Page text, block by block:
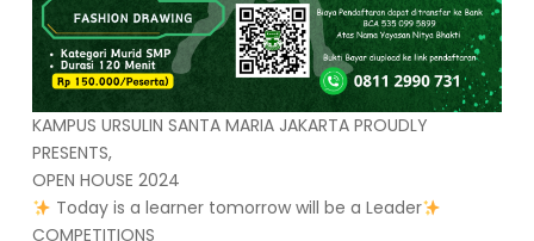
KAMPUS URSULIN SANTA MARIA JAKARTA PROUDLY
PRESENTS,
OPEN HOUSE 2024
Today is a learner tomorrow will be a Leader
COMPETITIONS